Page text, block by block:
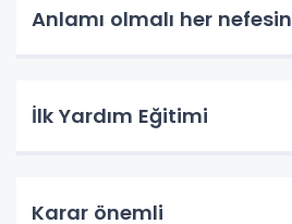
Anlamı olmalı her nefesin
İlk Yardım Eğitimi
Karar önemli